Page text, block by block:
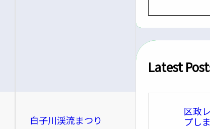
白子川渓流まつり
a
c
Latest
区政
プし